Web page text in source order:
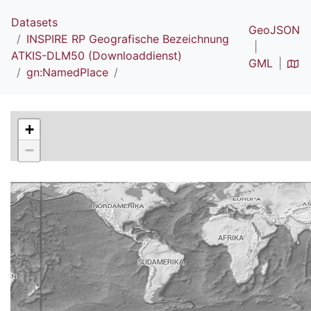
Datasets
INSPIRE RP Geografische Bezeichnung
ATKIS-DLM50 (Downloaddienst)
gn:NamedPlace
GeoJSON
GML
+
−